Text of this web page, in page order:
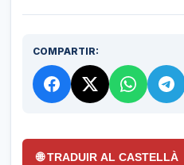
COMPARTIR:
🌐 TRADUIR AL CASTELLÀ